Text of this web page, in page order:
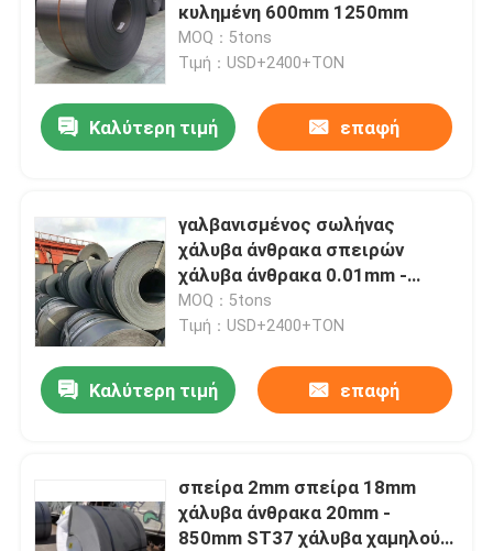
κυλημένη 600mm 1250mm
MOQ：5tons
Τιμή：USD+2400+TON
Καλύτερη τιμή επαφή
γαλβανισμένος σωλήνας
χάλυβα άνθρακα σπειρών
χάλυβα άνθρακα 0.01mm -
17mm για την οικοδόμηση
MOQ：5tons
Τιμή：USD+2400+TON
Καλύτερη τιμή επαφή
σπείρα 2mm σπείρα 18mm
χάλυβα άνθρακα 20mm -
850mm ST37 χάλυβα χαμηλού